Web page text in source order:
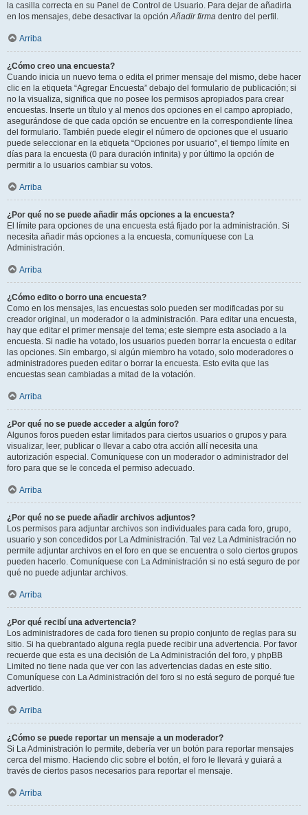
la casilla correcta en su Panel de Control de Usuario. Para dejar de añadirla
en los mensajes, debe desactivar la opciónAñadir firma dentro del perfil.
Arriba
¿Cómo creo una encuesta?
Cuando inicia un nuevo tema o edita el primer mensaje del mismo, debe hacer
clic en la etiqueta “Agregar Encuesta” debajo del formulario de publicación; si
no la visualiza, significa que no posee los permisos apropiados para crear
encuestas. Inserte un título y al menos dos opciones en el campo apropiado,
asegurándose de que cada opción se encuentre en la correspondiente línea
del formulario. También puede elegir el número de opciones que el usuario
puede seleccionar en la etiqueta “Opciones por usuario”, el tiempo límite en
días para la encuesta (0 para duración infinita) y por último la opción de
permitir a lo usuarios cambiar su votos.
Arriba
¿Por qué no se puede añadir más opciones a la encuesta?
El límite para opciones de una encuesta está fijado por la administración. Si
necesita añadir más opciones a la encuesta, comuníquese con La
Administración.
Arriba
¿Cómo edito o borro una encuesta?
Como en los mensajes, las encuestas solo pueden ser modificadas por su
creador original, un moderador o la administración. Para editar una encuesta,
hay que editar el primer mensaje del tema; este siempre esta asociado a la
encuesta. Si nadie ha votado, los usuarios pueden borrar la encuesta o editar
las opciones. Sin embargo, si algún miembro ha votado, solo moderadores o
administradores pueden editar o borrar la encuesta. Esto evita que las
encuestas sean cambiadas a mitad de la votación.
Arriba
¿Por qué no se puede acceder a algún foro?
Algunos foros pueden estar limitados para ciertos usuarios o grupos y para
visualizar, leer, publicar o llevar a cabo otra acción allí necesita una
autorización especial. Comuníquese con un moderador o administrador del
foro para que se le conceda el permiso adecuado.
Arriba
¿Por qué no se puede añadir archivos adjuntos?
Los permisos para adjuntar archivos son individuales para cada foro, grupo,
usuario y son concedidos por La Administración. Tal vez La Administración no
permite adjuntar archivos en el foro en que se encuentra o solo ciertos grupos
pueden hacerlo. Comuníquese con La Administración si no está seguro de por
qué no puede adjuntar archivos.
Arriba
¿Por qué recibí una advertencia?
Los administradores de cada foro tienen su propio conjunto de reglas para su
sitio. Si ha quebrantado alguna regla puede recibir una advertencia. Por favor
recuerde que esta es una decisión de La Administración del foro, y phpBB
Limited no tiene nada que ver con las advertencias dadas en este sitio.
Comuníquese con La Administración del foro si no está seguro de porqué fue
advertido.
Arriba
¿Cómo se puede reportar un mensaje a un moderador?
Si La Administración lo permite, debería ver un botón para reportar mensajes
cerca del mismo. Haciendo clic sobre el botón, el foro le llevará y guiará a
través de ciertos pasos necesarios para reportar el mensaje.
Arriba